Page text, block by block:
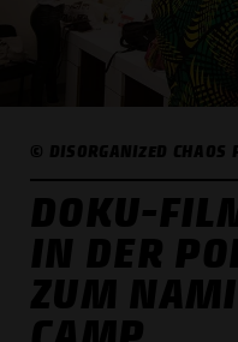
© DISORGANIZED CHAOS
DOKU-
IN DER
ZUM